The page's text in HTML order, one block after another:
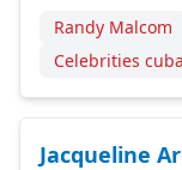
Randy Malcom
Celebrities
Jacqueline